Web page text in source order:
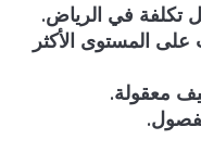
تكلفة في الرياض.
المستوى الأكثر
معقولة.